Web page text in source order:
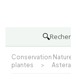
🔍
Conservation
plantes
>